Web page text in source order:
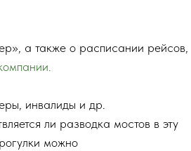
а также о расписании рейсов,
инвалиды и др.
ли разводка мостов в эту
можно